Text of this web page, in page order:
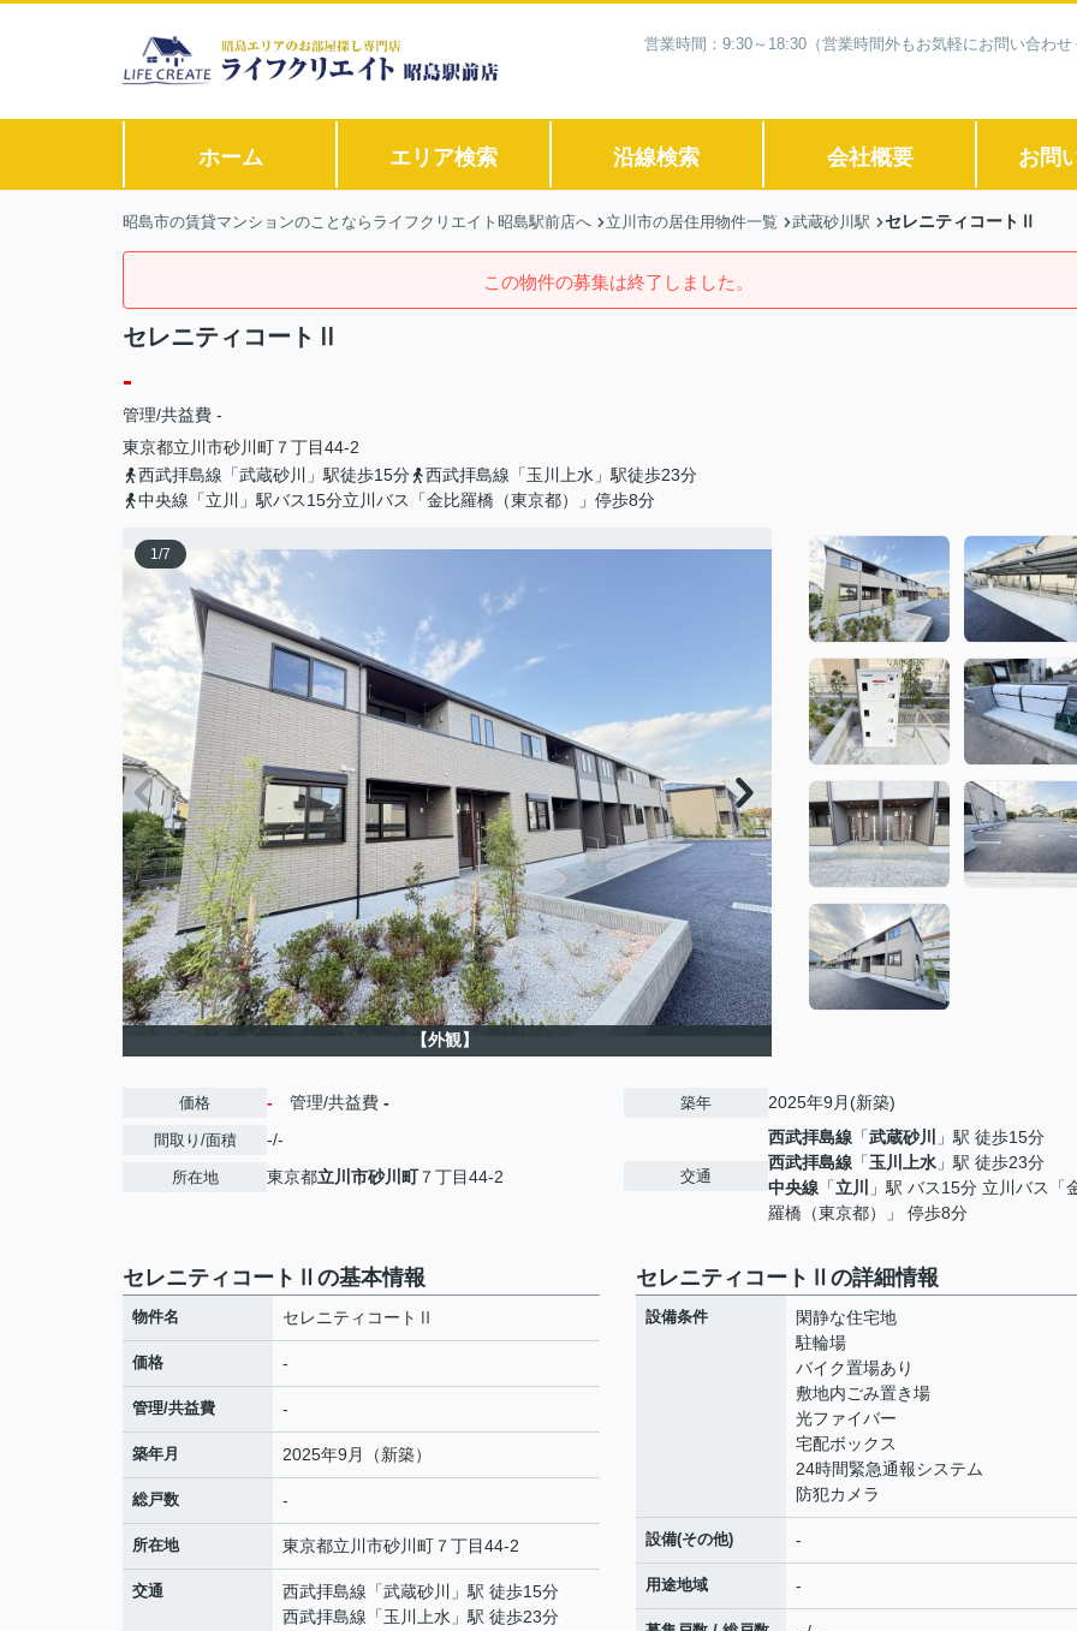
営業時間：9:30～18:30（営業時間外もお気軽にお問い合
ホーム エリア検索 沿線検索 会社概要 お問
昭島市の賃貸マンションのことならライフクリエイト昭島駅前店へ 立川市の居住用物件一覧 武蔵砂川駅 セレニティコートⅡ
この物件の募集は終了しました。
セレニティコートⅡ
-
管理/共益費 -
東京都立川市砂川町 ７丁目44-2
西武拝島線「武蔵砂川」駅徒歩15分
西武拝島線「玉川上水」駅徒歩23分
中央線「立川」駅バス15分立川バス「金比羅橋（東京都）」停歩8分
1/7
【外観】
価格 - 管理/共益費 -
間取り/面積 -/-
所在地 東京都立川市砂川町７丁目44-2
築年 2025年9月(新築)
交通
西武拝島線 「武蔵砂川
」駅 徒歩15分
西武拝島線 「玉川上水 」駅 徒歩23分
中央線 「立川
」駅 バス15分 立川バス「
羅橋（東京都）」 停歩8分
セレニティコートⅡの基本情報
物件名 セレニティコートⅡ
価格 -
管理/共益費 -
築年月 2025年9月（新築）
総戸数 -
所在地 東京都立川市砂川町 ７丁目44-2
交通 西武拝島線 「武蔵砂川
」駅 徒歩15分
西武拝島線 「玉川上水 」駅 徒歩23分
セレニティコートⅡの詳細情報
設備条件
閑静な住宅地
駐輪場
バイク置場あり
敷地内ごみ置き場
光ファイバー
宅配ボックス
24時間緊急通報システム
防犯カメラ
設備(その他) -
用途地域 -